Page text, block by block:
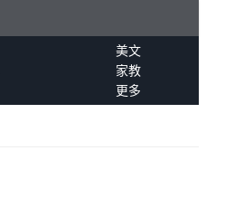
美文
家教
更多